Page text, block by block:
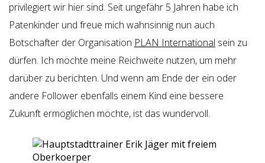
privilegiert wir hier sind. Seit ungefähr 5 Jahren habe ich
Patenkinder und freue mich wahnsinnig nun auch
Botschafter der Organisation PLAN International sein zu
dürfen. Ich möchte meine Reichweite nutzen, um mehr
darüber zu berichten. Und wenn am Ende der ein oder
andere Follower ebenfalls einem Kind eine bessere
Zukunft ermöglichen möchte, ist das wundervoll.